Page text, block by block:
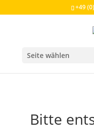
+49
Seite wählen
Bitte